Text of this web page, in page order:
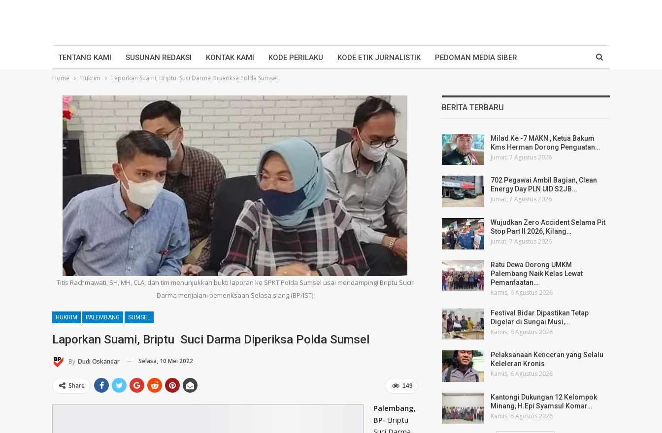
TENTANG KAMI SUSUNAN REDAKSI KONTAK KAMI KODE PERILAKU KODE ETIK JURNALISTIK PEDOMAN MEDIA SIBER
Home Hukrim Laporkan Suami, Briptu Suci Darma Diperiksa Polda Sumsel
Titis Rachmawati, SH, MH, CLA, dan tim menunjukkan bukti laporan ke SPKT Polda Sumsel usai mendampingi Briptu Sucir
Darma menjalani pemeriksaan Selasa siang.(BP/IST)
HUKRIM PALEMBANG SUMSEL
Laporkan Suami, Briptu Suci Darma Diperiksa Polda Sumsel
By Dudi Oskandar Selasa, 10 Mei 2022
149
Share
Palembang,
BP- Briptu
BERITA TERBARU
Milad Ke -7 MAKN , Ketua Bakum
Kms Herman Dorong Penguatan…
Jumat, 7 Agustus 2026
702 Pegawai Ambil Bagian, Clean
Energy Day PLN UID S2JB…
Jumat, 7 Agustus 2026
Wujudkan Zero Accident Selama Pit
Stop Part II 2026, Kilang…
Jumat, 7 Agustus 2026
Ratu Dewa Dorong UMKM
Palembang Naik Kelas Lewat
Pemanfaatan…
Kamis, 6 Agustus 2026
Festival Bidar Dipastikan Tetap
Digelar di Sungai Musi,…
Kamis, 6 Agustus 2026
Pelaksanaan Kenceran yang Selalu
Keleleran Kronis
Kamis, 6 Agustus 2026
Kantongi Dukungan 12 Kelompok
Minang, H.Epi Syamsul Komar…
Kamis, 6 Agustus 2026